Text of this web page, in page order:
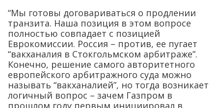
“Мы готовы договариваться о продлении
транзита. Наша позиция в этом вопросе
полностью совпадает с позицией
Еврокомиссии. Россия – против, ее пугает
“вакханалия в Стокгольмском арбитраже”.
Конечно, решение самого авторитетного
европейского арбитражного суда можно
называть “вакханалией”, но тогда возникает
логичный вопрос – зачем Газпром в
прошлом году первым инициировал в